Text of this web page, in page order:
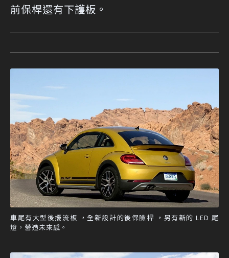
前保桿還有下護板。
車尾有大型後擾流板 ，全新設計的後保險桿 ，另有新的 LED 尾
燈，營造未來感。